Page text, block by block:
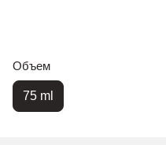
Объем
75 ml